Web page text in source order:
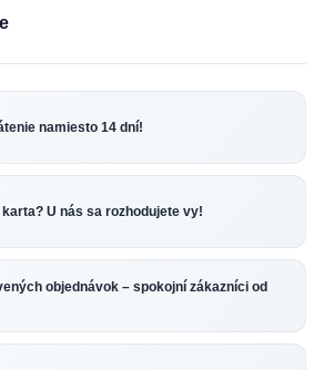
namiesto 14 dní!
U nás sa rozhodujete vy!
objednávok – spokojní zákazníci od